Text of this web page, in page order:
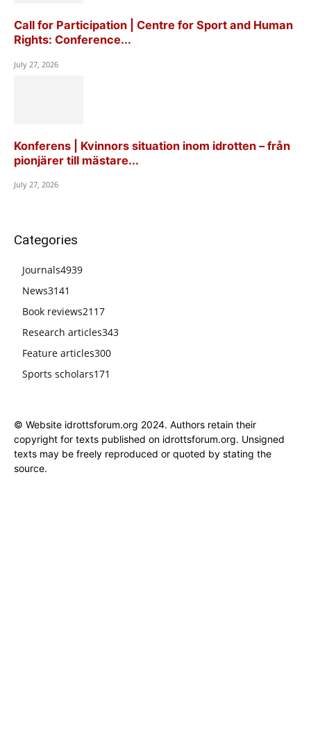
Call for Participation | Centre for Sport and Human
Rights: Conference...
July 27, 2026
Konferens | Kvinnors situation inom idrotten – från
pionjärer till mästare...
July 27, 2026
Categories
Journals4939
News3141
Book reviews2117
Research articles343
Feature articles300
Sports scholars171
© Website idrottsforum.org 2024. Authors retain their
copyright for texts published on idrottsforum.org. Unsigned
texts may be freely reproduced or quoted by stating the
source.